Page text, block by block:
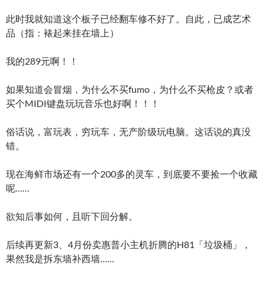
此时我就知道这个板子已经翻车修不好了。自此，已成艺术
品（指：裱起来挂在墙上）
我的289元啊！！
如果知道会冒烟，为什么不买fumo，为什么不买枪皮？或者
买个MIDI键盘玩玩音乐也好啊！！！
俗话说，富玩表，穷玩车，无产阶级玩电脑。这话说的真没
错。
现在海鲜市场还有一个200多的灵车，到底要不要捡一个收藏
呢……
欲知后事如何，且听下回分解。
后续再更新3、4月份卖惠普小主机折腾的H81「垃圾桶」，
果然我是拆东墙补西墙……